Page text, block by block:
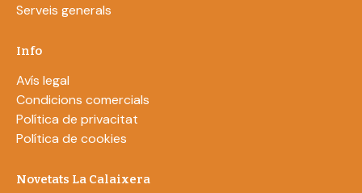
Serveis generals
Info
Avís legal
Condicions comercials
Política de privacitat
Política de cookies
Novetats La Calaixera